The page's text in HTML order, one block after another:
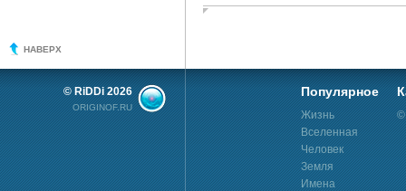
НАВЕРХ
© RiDDi 2026
ORIGINOF.RU
Популярное
Жизнь
Вселенная
Человек
Земля
Имена
©